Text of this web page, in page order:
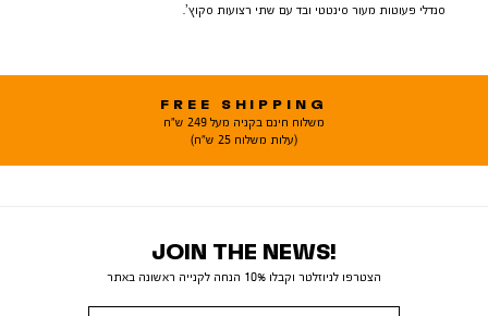
סנדלי פעוטות מעור סינטטי ובד עם שתי רצועות סקוץ’.
FREE SHIPPING
משלוח חינם בקניה מעל 249 ש"ח
(עלות משלוח 25 ש"ח)
JOIN THE NEWS!
הצטרפו לניוזלטר וקבלו 10% הנחה לקנייה ראשונה באתר